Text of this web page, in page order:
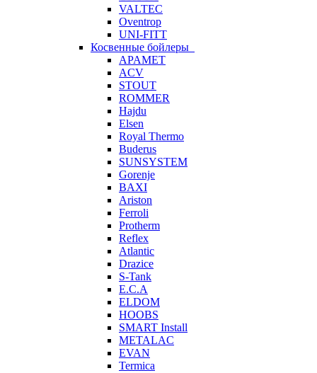
VALTEC
Oventrop
UNI-FITT
Косвенные бойлеры
APAMET
ACV
STOUT
ROMMER
Hajdu
Elsen
Royal Thermo
Buderus
SUNSYSTEM
Gorenje
BAXI
Ariston
Ferroli
Protherm
Reflex
Atlantic
Drazice
S-Tank
E.C.A
ELDOM
HOOBS
SMART Install
METALAC
EVAN
Termica